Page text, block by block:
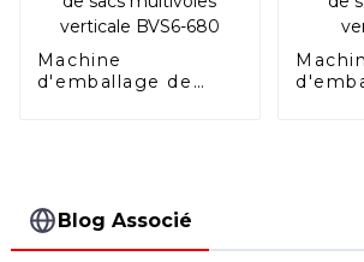
Machine
d'emballage de
Blog Associé